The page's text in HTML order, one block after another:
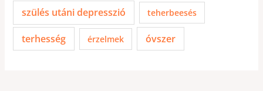
szülés utáni depresszió teherbeesés
terhesség érzelmek óvszer